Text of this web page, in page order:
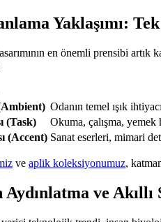
Yaklaşımı:
en önemli prensibi artık
Odanın temel ışık
(Task)
Okuma, çalışma,
(Accent) Sanat eserleri, mimari
ve aplik koleksiyonumuz,
ve Akıllı